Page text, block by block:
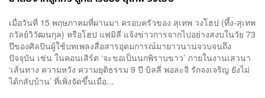
เมื่อวันที่ 15 พฤษภาคมที่ผ่านมา ครอบครัวของ สุเทพ วงโฮป (ทึ้ง-สุเทพ
ถวัลย์วิวัฒนกุล) หรือโฮป แฟมิลี่ แจ้งข่าวการจากไปอย่างสงบในวัย 73
ปีของศิลปินผู้ใช้บทเพลงสื่อสารอุดมการณ์มายาวนานจวบจนถึง
ปัจจุบัน เช่น ในคอนเสิร์ต ‘จะขอเป็นนกพิราบขาว’ ภายในงานเสวนา
‘เส้นทาง ความหวัง ความยุติธรรม 9 ปี บิลลี่ พอละจี รักจงเจริญ ยังไม่
ได้กลับบ้าน’ ที่เพิ่งจัดขึ้นเมื่อ...